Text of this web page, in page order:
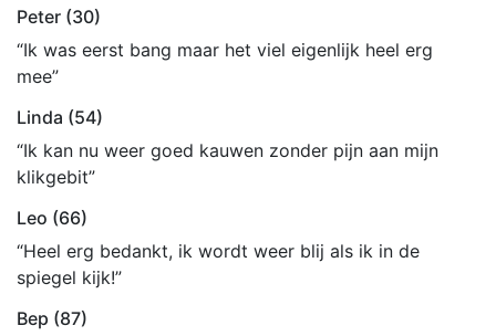
Peter (30)
“Ik was eerst bang maar het viel eigenlijk heel erg
mee”
Linda (54)
“Ik kan nu weer goed kauwen zonder pijn aan mijn
klikgebit”
Leo (66)
“Heel erg bedankt, ik wordt weer blij als ik in de
spiegel kijk!”
Bep (87)